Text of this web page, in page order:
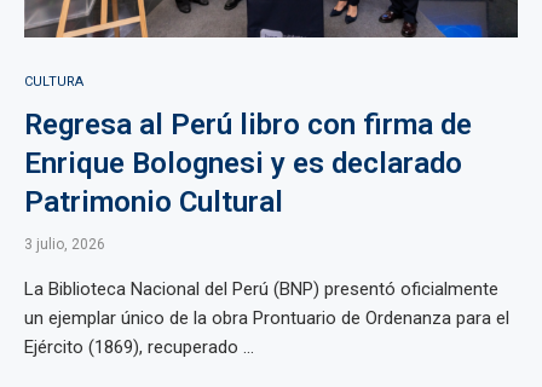
CULTURA
Regresa al Perú libro con firma de
Enrique Bolognesi y es declarado
Patrimonio Cultural
3 julio, 2026
La Biblioteca Nacional del Perú (BNP) presentó oficialmente
un ejemplar único de la obra Prontuario de Ordenanza para el
Ejército (1869), recuperado ...